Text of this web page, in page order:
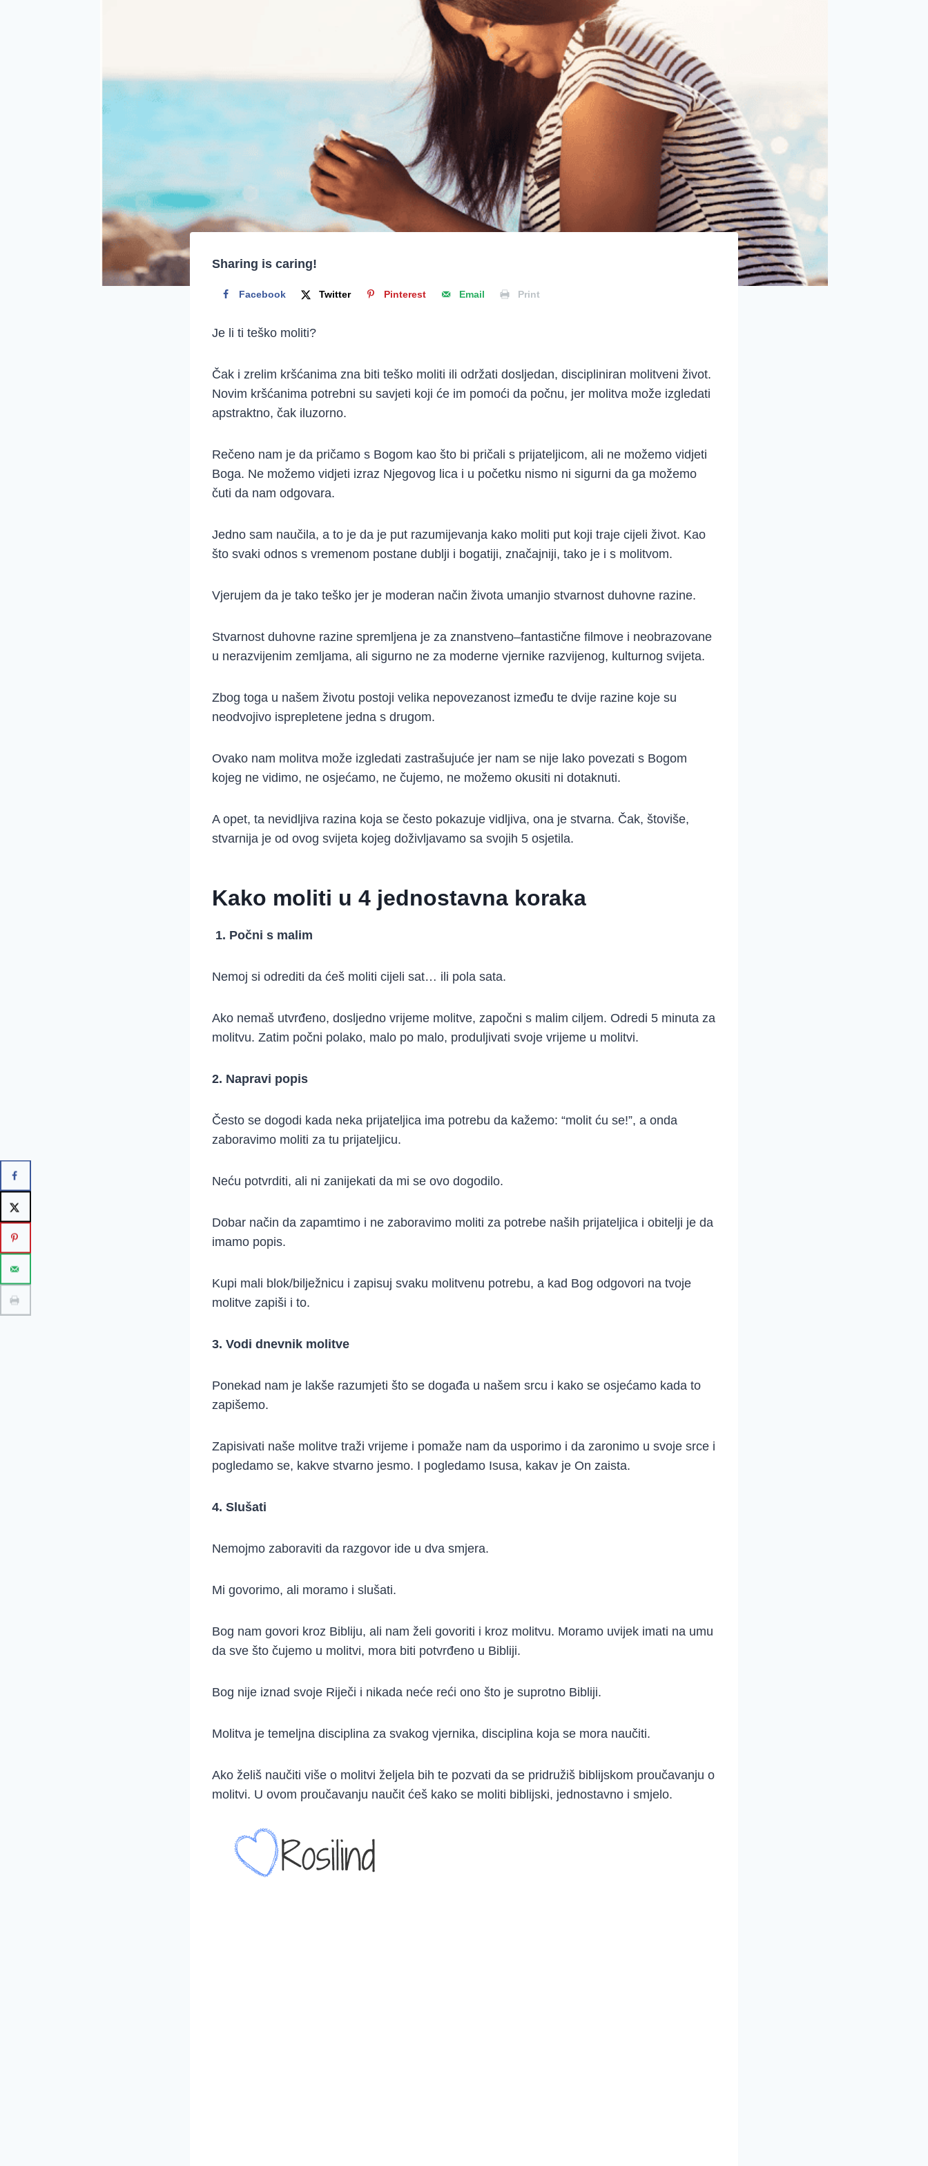
Sharing is caring!
Facebook Twitter Pinterest Email Print
Je li ti teško moliti?
Čak i zrelim kršćanima zna biti teško moliti ili održati dosljedan, discipliniran molitveni život.
Novim kršćanima potrebni su savjeti koji će im pomoći da počnu, jer molitva može izgledati
apstraktno, čak iluzorno.
Rečeno nam je da pričamo s Bogom kao što bi pričali s prijateljicom, ali ne možemo vidjeti
Boga. Ne možemo vidjeti izraz Njegovog lica i u početku nismo ni sigurni da ga možemo
čuti da nam odgovara.
Jedno sam naučila, a to je da je put razumijevanja kako moliti put koji traje cijeli život. Kao
što svaki odnos s vremenom postane dublji i bogatiji, značajniji, tako je i s molitvom.
Vjerujem da je tako teško jer je moderan način života umanjio stvarnost duhovne razine.
Stvarnost duhovne razine spremljena je za znanstveno–fantastične filmove i neobrazovane
u nerazvijenim zemljama, ali sigurno ne za moderne vjernike razvijenog, kulturnog svijeta.
Zbog toga u našem životu postoji velika nepovezanost između te dvije razine koje su
neodvojivo isprepletene jedna s drugom.
Ovako nam molitva može izgledati zastrašujuće jer nam se nije lako povezati s Bogom
kojeg ne vidimo, ne osjećamo, ne čujemo, ne možemo okusiti ni dotaknuti.
A opet, ta nevidljiva razina koja se često pokazuje vidljiva, ona je stvarna. Čak, štoviše,
stvarnija je od ovog svijeta kojeg doživljavamo sa svojih 5 osjetila.
Kako moliti u 4 jednostavna koraka
1. Počni s malim
Nemoj si odrediti da ćeš moliti cijeli sat… ili pola sata.
Ako nemaš utvrđeno, dosljedno vrijeme molitve, započni s malim ciljem. Odredi 5 minuta za
molitvu. Zatim počni polako, malo po malo, produljivati svoje vrijeme u molitvi.
2. Napravi popis
Često se dogodi kada neka prijateljica ima potrebu da kažemo: “molit ću se!”, a onda
zaboravimo moliti za tu prijateljicu.
Neću potvrditi, ali ni zanijekati da mi se ovo dogodilo.
Dobar način da zapamtimo i ne zaboravimo moliti za potrebe naših prijateljica i obitelji je da
imamo popis.
Kupi mali blok/bilježnicu i zapisuj svaku molitvenu potrebu, a kad Bog odgovori na tvoje
molitve zapiši i to.
3. Vodi dnevnik molitve
Ponekad nam je lakše razumjeti što se događa u našem srcu i kako se osjećamo kada to
zapišemo.
Zapisivati naše molitve traži vrijeme i pomaže nam da usporimo i da zaronimo u svoje srce i
pogledamo se, kakve stvarno jesmo. I pogledamo Isusa, kakav je On zaista.
4. Slušati
Nemojmo zaboraviti da razgovor ide u dva smjera.
Mi govorimo, ali moramo i slušati.
Bog nam govori kroz Bibliju, ali nam želi govoriti i kroz molitvu. Moramo uvijek imati na umu
da sve što čujemo u molitvi, mora biti potvrđeno u Bibliji.
Bog nije iznad svoje Riječi i nikada neće reći ono što je suprotno Bibliji.
Molitva je temeljna disciplina za svakog vjernika, disciplina koja se mora naučiti.
Ako želiš naučiti više o molitvi željela bih te pozvati da se pridružiš biblijskom proučavanju o
molitvi. U ovom proučavanju naučit ćeš kako se moliti biblijski, jednostavno i smjelo.